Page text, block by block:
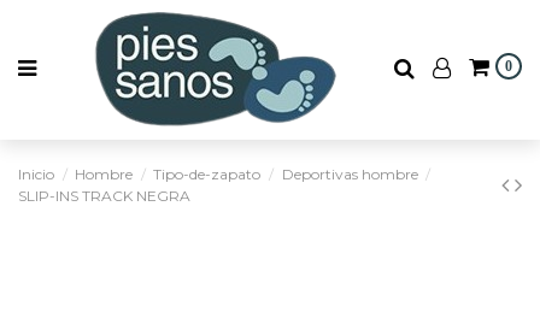
0
Inicio Hombre Tipo-de-zapato
Deportivas hombre
SLIP-INS TRACK NEGRA